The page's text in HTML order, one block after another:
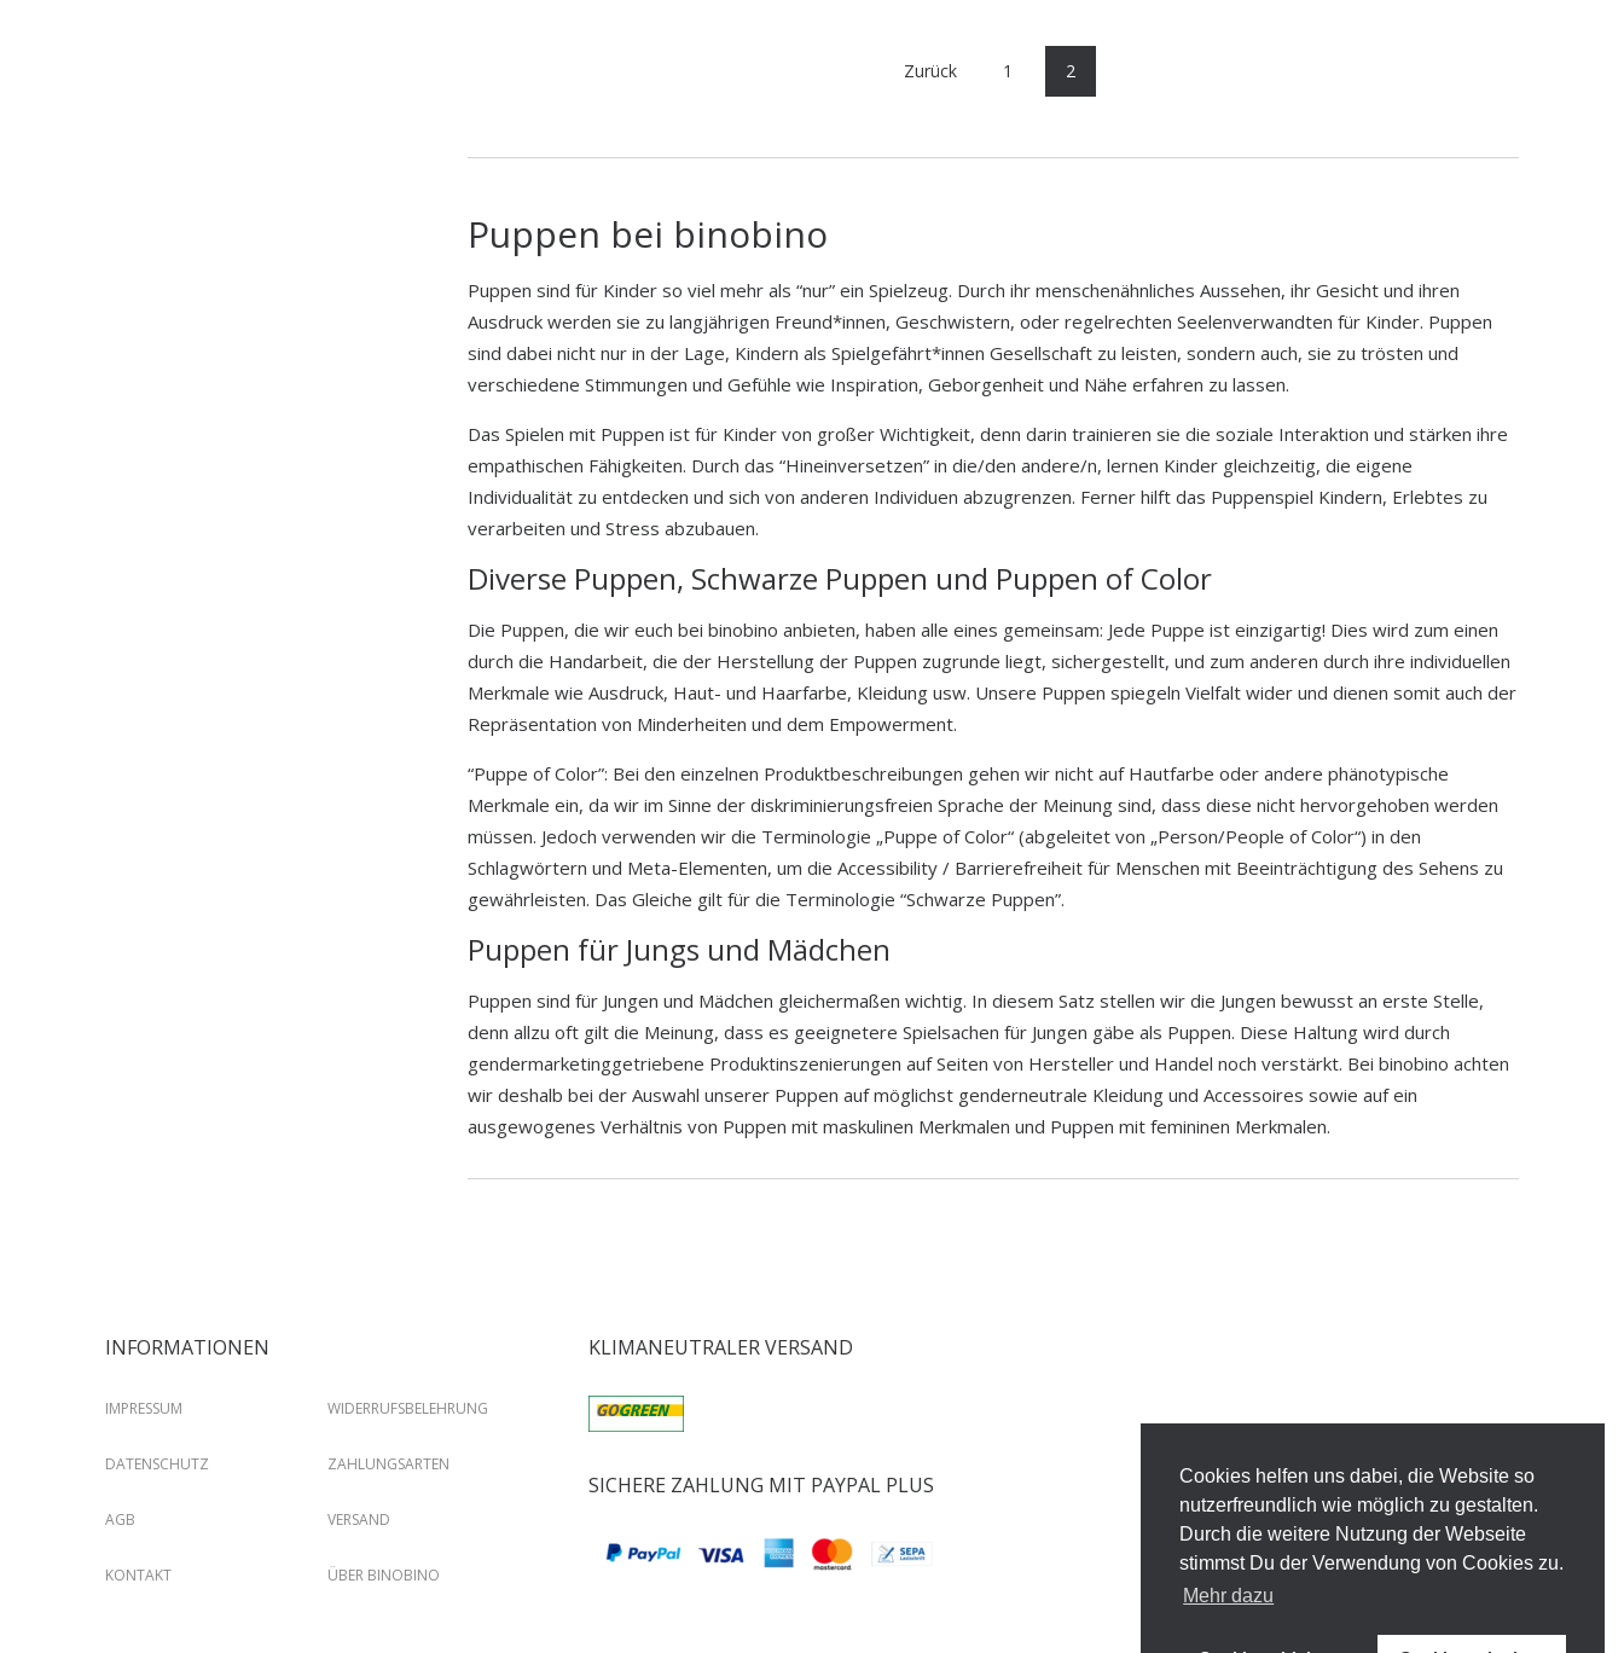
Cookies helfen uns dabei, die Website so
nutzerfreundlich wie möglich zu gestalten.
Durch die weitere Nutzung der Webseite
stimmst Du der Verwendung von Cookies zu.
Mehr dazu
Zurück 1 2
Puppen bei binobino
Puppen sind für Kinder so viel mehr als “nur” ein Spielzeug. Durch ihr menschenähnliches Aussehen, ihr Gesicht und ihren
Ausdruck werden sie zu langjährigen Freund*innen, Geschwistern, oder regelrechten Seelenverwandten für Kinder. Puppen
sind dabei nicht nur in der Lage, Kindern als Spielgefährt*innen Gesellschaft zu leisten, sondern auch, sie zu trösten und
verschiedene Stimmungen und Gefühle wie Inspiration, Geborgenheit und Nähe erfahren zu lassen.
Das Spielen mit Puppen ist für Kinder von großer Wichtigkeit, denn darin trainieren sie die soziale Interaktion und stärken ihre
empathischen Fähigkeiten. Durch das “Hineinversetzen” in die/den andere/n, lernen Kinder gleichzeitig, die eigene
Individualität zu entdecken und sich von anderen Individuen abzugrenzen. Ferner hilft das Puppenspiel Kindern, Erlebtes zu
verarbeiten und Stress abzubauen.
Diverse Puppen, Schwarze Puppen und Puppen of Color
Die Puppen, die wir euch bei binobino anbieten, haben alle eines gemeinsam: Jede Puppe ist einzigartig! Dies wird zum einen
durch die Handarbeit, die der Herstellung der Puppen zugrunde liegt, sichergestellt, und zum anderen durch ihre individuellen
Merkmale wie Ausdruck, Haut- und Haarfarbe, Kleidung usw. Unsere Puppen spiegeln Vielfalt wider und dienen somit auch der
Repräsentation von Minderheiten und dem Empowerment.
“Puppe of Color”: Bei den einzelnen Produktbeschreibungen gehen wir nicht auf Hautfarbe oder andere phänotypische
Merkmale ein, da wir im Sinne der diskriminierungsfreien Sprache der Meinung sind, dass diese nicht hervorgehoben werden
müssen. Jedoch verwenden wir die Terminologie „Puppe of Color“ (abgeleitet von „Person/People of Color“) in den
Schlagwörtern und Meta-Elementen, um die Accessibility / Barrierefreiheit für Menschen mit Beeinträchtigung des Sehens zu
gewährleisten. Das Gleiche gilt für die Terminologie “Schwarze Puppen”.
Puppen für Jungs und Mädchen
Puppen sind für Jungen und Mädchen gleichermaßen wichtig. In diesem Satz stellen wir die Jungen bewusst an erste Stelle,
denn allzu oft gilt die Meinung, dass es geeignetere Spielsachen für Jungen gäbe als Puppen. Diese Haltung wird durch
gendermarketinggetriebene Produktinszenierungen auf Seiten von Hersteller und Handel noch verstärkt. Bei binobino achten
wir deshalb bei der Auswahl unserer Puppen auf möglichst genderneutrale Kleidung und Accessoires sowie auf ein
ausgewogenes Verhältnis von Puppen mit maskulinen Merkmalen und Puppen mit femininen Merkmalen.
INFORMATIONEN
IMPRESSUM WIDERRUFSBELEHRUNG
DATENSCHUTZ ZAHLUNGSARTEN
AGB VERSAND
KONTAKT ÜBER BINOBINO
KLIMANEUTRALER VERSAND
SICHERE ZAHLUNG MIT PAYPAL PLUS